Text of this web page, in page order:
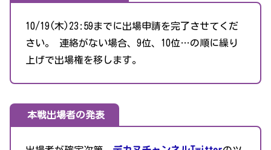
10/19(木)23:59までに出場申請を完了させてくだ
さい。 連絡がない場合、9位、10位…の順に繰り
上げで出場権を移します。
本戦出場者の発表